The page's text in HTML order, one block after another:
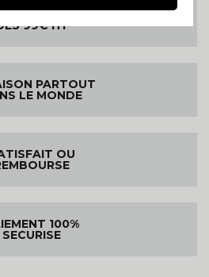
GRATUITE
99€ HT
PARTOUT
LE MONDE
OU
100%
SECURISE